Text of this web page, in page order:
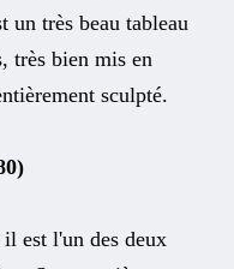
un très beau tableau
très bien mis en
sculpté.
est l'un des deux